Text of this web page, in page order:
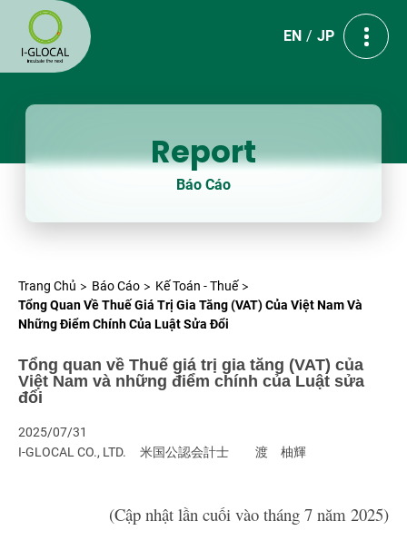
EN JP
Report
Báo Cáo
Trang Chủ Báo Cáo
Kế Toán - Thuế
Tổng Quan Về Thuế Giá Trị Gia Tăng (VAT) Của Việt Nam Và
Những Điểm Chính Của Luật Sửa Đổi
Tổng quan về Thuế giá trị gia tăng (VAT) của
Việt Nam và những điểm chính của Luật sửa
đổi
2025/07/31
I-GLOCAL CO., LTD.
米国公認会計士 渡 柚輝
(Cập nhật lần cuối vào tháng 7 năm 2025)